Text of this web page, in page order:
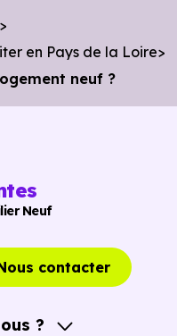
en Pays de la Loire
neuf ?
Neuf
contacter
?